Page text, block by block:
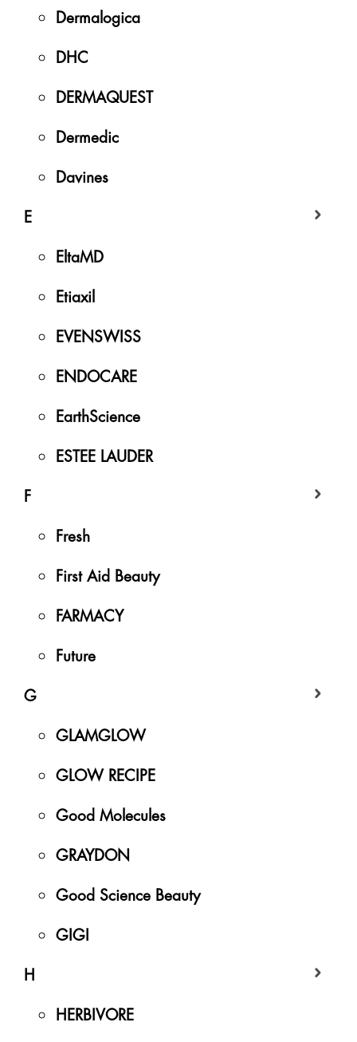
Dermalogica
DHC
DERMAQUEST
Dermedic
Davines
E
EltaMD
Etiaxil
EVENSWISS
ENDOCARE
EarthScience
ESTEE LAUDER
F
Fresh
First Aid Beauty
FARMACY
Future
G
GLAMGLOW
GLOW RECIPE
Good Molecules
GRAYDON
Good Science Beauty
GIGI
H
HERBIVORE